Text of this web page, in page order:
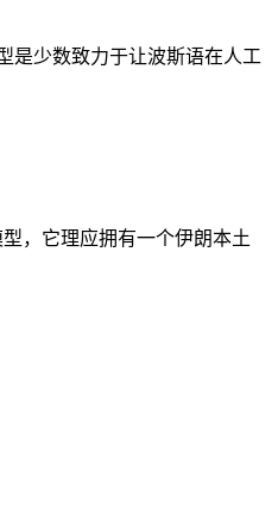
是少数致力于让波斯语在人工
，它理应拥有一个伊朗本土